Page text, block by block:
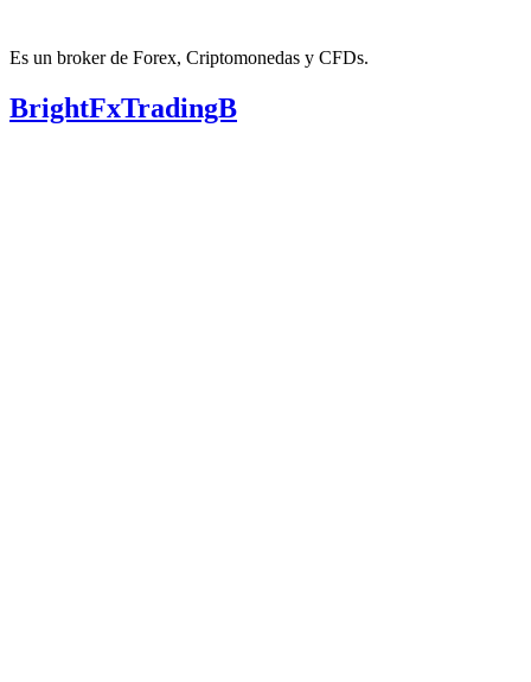
Es un broker de Forex, Criptomonedas y CFDs.
BrightFxTradingB